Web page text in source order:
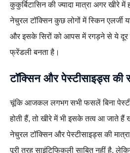
कुकुर्बिटासिन की ज्यादा मात्रा अगर खीरे
नेचुरल टॉक्सिन कुछ लोगों में स्किन
और इसके सिरों को आपस में रगड़ने से ये दूर
फ्रेंडली बनता है।
टॉक्सिन और पेस्टीसाइड्स की
चूंकि आजकल लगभग सभी फसलें बिना
होती हैं, तो खीरे में भी इसके तत्व आ जाते
नेचुरल टॉक्सिन और पेस्टीसाइड्स की
पूरी तरह साइंटिफिकली साबित नहीं है,